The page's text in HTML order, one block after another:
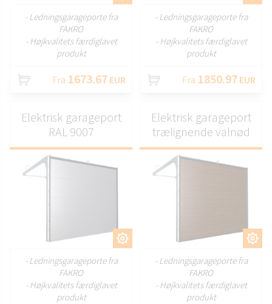
- Ledningsgarageporte fra
FAKRO
- Højkvalitets færdiglavet
produkt
Fra 1673.67 EUR
- Ledningsgarageporte fra
FAKRO
- Højkvalitets færdiglavet
produkt
Fra 1850.97 EUR
TILPAS
Elektrisk garageport
RAL 9007
- Ledningsgarageporte fra
FAKRO
- Højkvalitets færdiglavet
produkt
TILPAS
Elektrisk garageport
trælignende valnød
- Ledningsgarageporte fra
FAKRO
- Højkvalitets færdiglavet
produkt